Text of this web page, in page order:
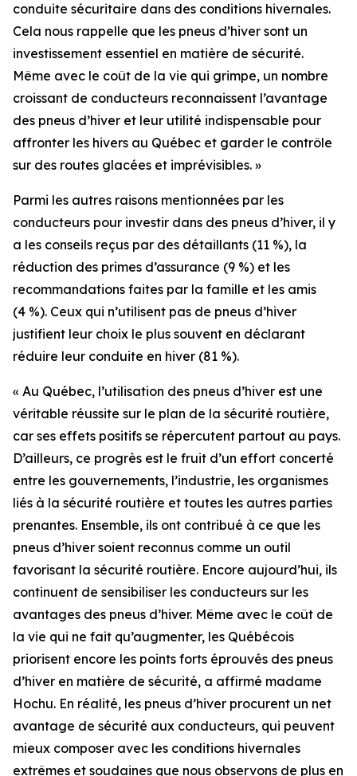
conduite sécuritaire dans des conditions hivernales.
Cela nous rappelle que les pneus d’hiver sont un
investissement essentiel en matière de sécurité.
Même avec le coût de la vie qui grimpe, un nombre
croissant de conducteurs reconnaissent l’avantage
des pneus d’hiver et leur utilité indispensable pour
affronter les hivers au Québec et garder le contrôle
sur des routes glacées et imprévisibles. »
Parmi les autres raisons mentionnées par les
conducteurs pour investir dans des pneus d’hiver, il y
a les conseils reçus par des détaillants (11 %), la
réduction des primes d’assurance (9 %) et les
recommandations faites par la famille et les amis
(4 %). Ceux qui n’utilisent pas de pneus d’hiver
justifient leur choix le plus souvent en déclarant
réduire leur conduite en hiver (81 %).
« Au Québec, l’utilisation des pneus d’hiver est une
véritable réussite sur le plan de la sécurité routière,
car ses effets positifs se répercutent partout au pays.
D’ailleurs, ce progrès est le fruit d’un effort concerté
entre les gouvernements, l’industrie, les organismes
liés à la sécurité routière et toutes les autres parties
prenantes. Ensemble, ils ont contribué à ce que les
pneus d’hiver soient reconnus comme un outil
favorisant la sécurité routière. Encore aujourd’hui, ils
continuent de sensibiliser les conducteurs sur les
avantages des pneus d’hiver. Même avec le coût de
la vie qui ne fait qu’augmenter, les Québécois
priorisent encore les points forts éprouvés des pneus
d’hiver en matière de sécurité, a affirmé madame
Hochu. En réalité, les pneus d’hiver procurent un net
avantage de sécurité aux conducteurs, qui peuvent
mieux composer avec les conditions hivernales
extrêmes et soudaines que nous observons de plus en